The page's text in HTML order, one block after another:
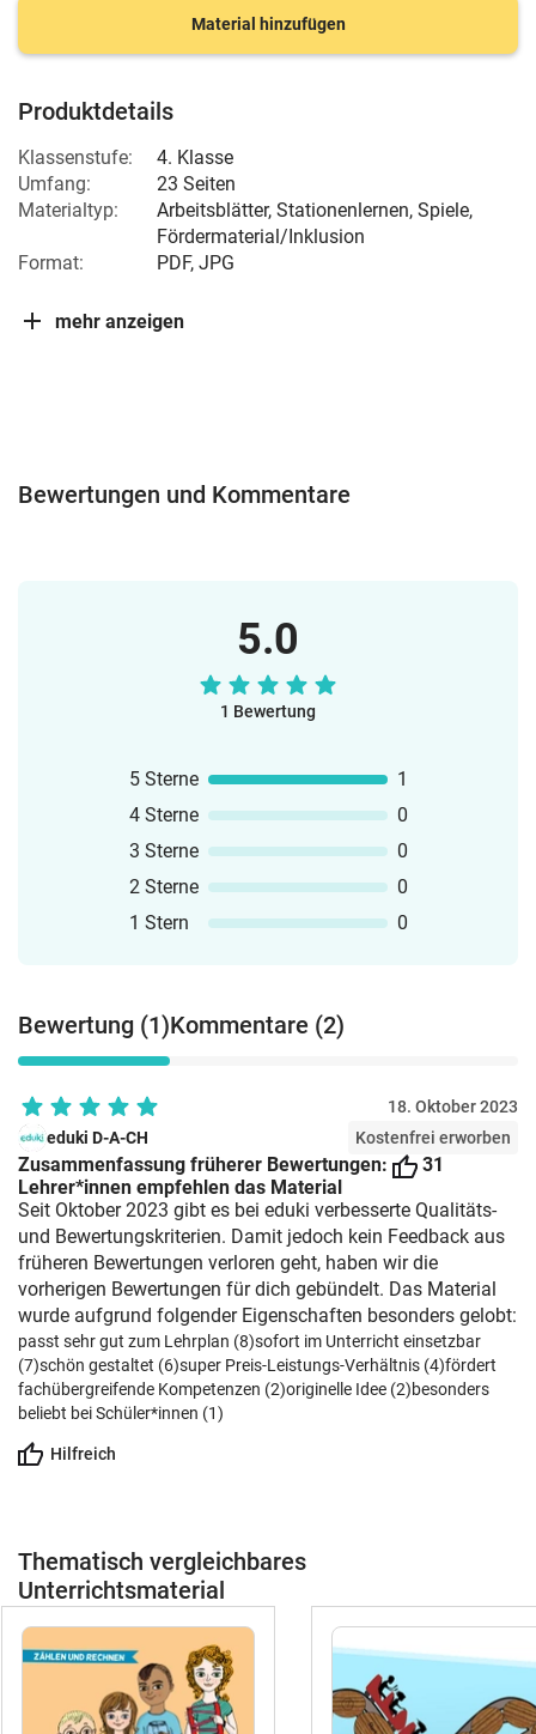
Material hinzufügen
Produktdetails
Klassenstufe:
4. Klasse
Umfang:
23 Seiten
Materialtyp:
Arbeitsblätter, Stationenlernen, Spiele,
Fördermaterial/Inklusion
Format:
PDF, JPG
mehr anzeigen
Bewertungen und Kommentare
5.0
1 Bewertung
5 Sterne
1
4 Sterne
0
3 Sterne
0
2 Sterne
0
1 Stern
0
Bewertung (1)Kommentare (2)
18. Oktober 2023
eduki D-A-CH
Kostenfrei erworben
Zusammenfassung früherer Bewertungen:
31
Lehrer*innen empfehlen das Material
Seit Oktober 2023 gibt es bei eduki verbesserte Qualitäts-
und Bewertungskriterien. Damit jedoch kein Feedback aus
früheren Bewertungen verloren geht, haben wir die
vorherigen Bewertungen für dich gebündelt. Das Material
wurde aufgrund folgender Eigenschaften besonders gelobt:
passt sehr gut zum Lehrplan (8)sofort im Unterricht einsetzbar
(7)schön gestaltet (6)super Preis-Leistungs-Verhältnis (4)fördert
fachübergreifende Kompetenzen (2)originelle Idee (2)besonders
beliebt bei Schüler*innen (1)
Hilfreich
Thematisch vergleichbares
Unterrichtsmaterial